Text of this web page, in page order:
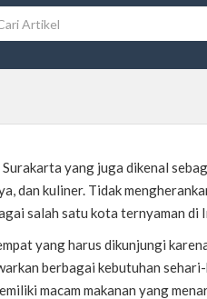
Surakarta yang juga dikenal
dan kuliner. Tidak
salah satu kota ternyaman di
yang harus dikunjungi
berbagai kebutuhan
macam makanan yang